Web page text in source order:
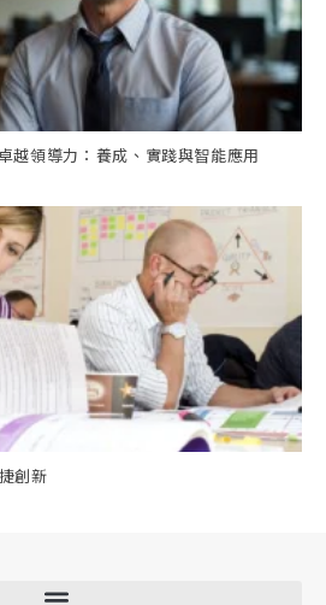
越領導力：養成、實踐與智能應用
創新